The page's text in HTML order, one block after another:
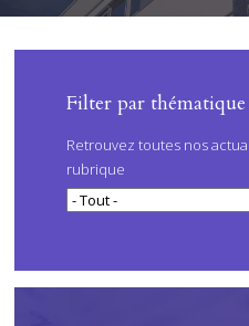
C
Filter par thématique
Retrouvez toutes nos
rubrique
PAGES